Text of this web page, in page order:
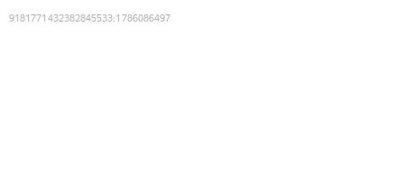
9181771432382845533:1786086497